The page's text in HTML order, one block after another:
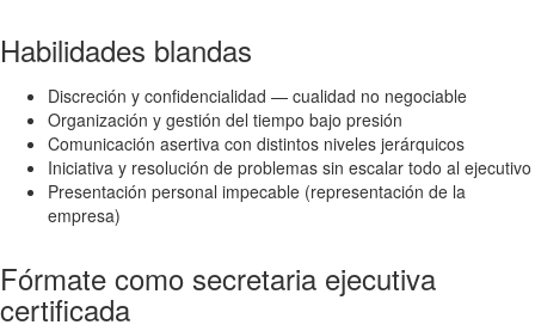
Habilidades blandas
Discreción y confidencialidad — cualidad no negociable
Organización y gestión del tiempo bajo presión
Comunicación asertiva con distintos niveles jerárquicos
Iniciativa y resolución de problemas sin escalar todo al ejecutivo
Presentación personal impecable (representación de la
empresa)
Fórmate como secretaria ejecutiva
certificada